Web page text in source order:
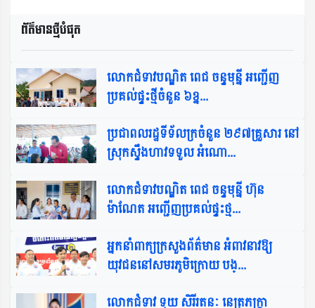
ព័ត៌មានថ្មីបំផុត​
លោកជំទាវបណ្ឌិត ពេជ ចន្ទមុន្នី អញ្ជើញ
ប្រគល់ផ្ទះថ្មីចំនួន ៦ខ្ន...
ប្រជាពលរដ្ឋទីទ័លក្រចំនួន ២៩៧គ្រួសារ នៅ
ស្រុកស្ទឹងហាវទទួល អំណោ...
លោកជំទាវបណ្ឌិត ពេជ ចន្ទមុន្នី ហ៊ុន
ម៉ាណែត អញ្ជើញប្រគល់ផ្ទះថ្ម...
អ្នកនាំពាក្យក្រសួងព័ត៌មាន អំពាវនាវឱ្យ
យុវជននៅសមរភូមិក្រោយ បង្...
លោកជំទាវ ទុយ សិរីរតនៈ នេត្រភក្ត្រា